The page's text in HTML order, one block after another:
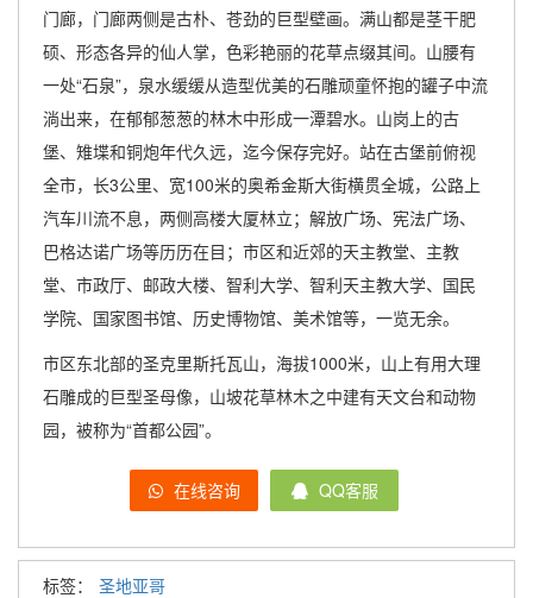
门廊，门廊两侧是古朴、苍劲的巨型壁画。满山都是茎干肥
硕、形态各异的仙人掌，色彩艳丽的花草点缀其间。山腰有
一处“石泉”，泉水缓缓从造型优美的石雕顽童怀抱的罐子中流
淌出来，在郁郁葱葱的林木中形成一潭碧水。山岗上的古
堡、雉堞和铜炮年代久远，迄今保存完好。站在古堡前俯视
全市，长3公里、宽100米的奥希金斯大街横贯全城，公路上
汽车川流不息，两侧高楼大厦林立；解放广场、宪法广场、
巴格达诺广场等历历在目；市区和近郊的天主教堂、主教
堂、市政厅、邮政大楼、智利大学、智利天主教大学、国民
学院、国家图书馆、历史博物馆、美术馆等，一览无余。
市区东北部的圣克里斯托瓦山，海拔1000米，山上有用大理
石雕成的巨型圣母像，山坡花草林木之中建有天文台和动物
园，被称为“首都公园”。
在线咨询 QQ客服
标签： 圣地亚哥